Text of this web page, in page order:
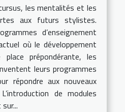
les mentalités et les
aux futurs stylistes.
d’enseignement
où le développement
place prépondérante, les
leurs programmes
répondre aux nouveaux
de modules